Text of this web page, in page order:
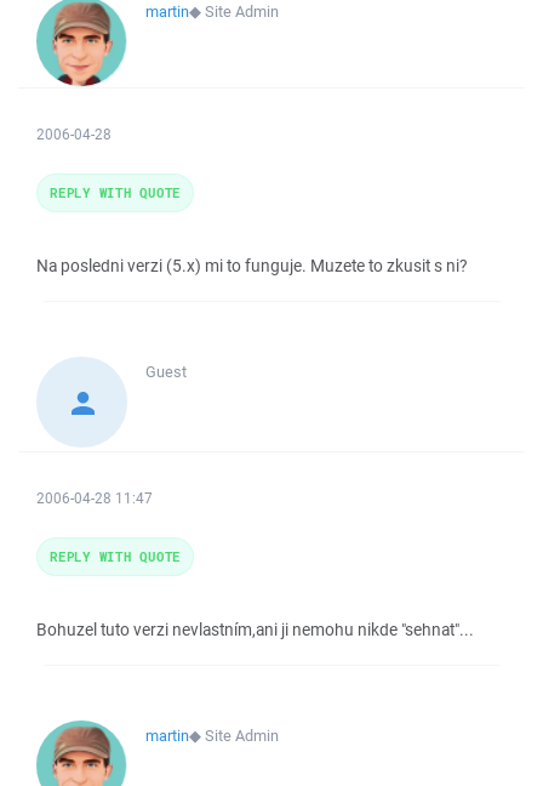
martin◆Site Admin
2006-04-28
Na posledni verzi (5.x) mi to funguje. Muzete to zkusit s ni?
REPLY WITH QUOTE
Guest
2006-04-28 11:47
Bohuzel tuto verzi nevlastním,ani ji nemohu nikde "sehnat"...
REPLY WITH QUOTE
martin◆Site Admin